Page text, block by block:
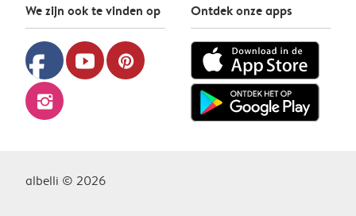
We zijn ook te vinden op
facebook youtube pinterest
instagram
Ontdek onze apps
albelli © 2026